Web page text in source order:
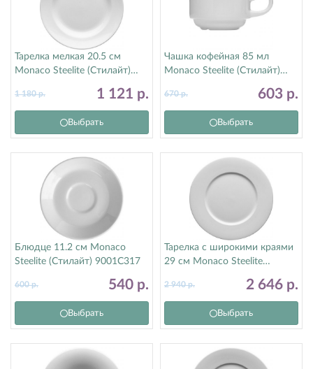
Тарелка мелкая 20.5 см
Monaco Steelite (Стилайт)
1 121 р.
1 180р.
Выбрать
Чашка кофейная 85 мл
Monaco Steelite (Стилайт)
603 р.
670р.
Выбрать
Блюдце 11.2 см Monaco
Steelite (Стилайт) 9001C317
540 р.
600р.
Выбрать
Тарелка с широкими краями
29 см Monaco Steelite
2 646 р.
2 940р.
Выбрать